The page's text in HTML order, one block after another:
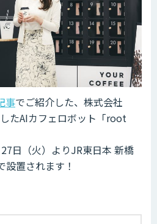
事でご紹介した、株式会社
たAIカフェロボット「root
日（火）よりJR東日本 新橋
置されます！